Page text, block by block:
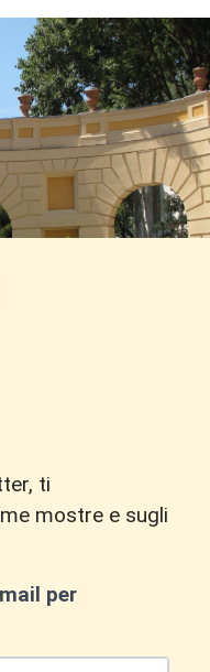
ti
mostre e sugli
per